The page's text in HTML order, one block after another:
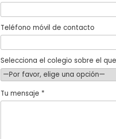
Teléfono móvil de contacto
Selecciona el colegio sobre el
Tu mensaje *